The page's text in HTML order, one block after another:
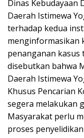
Dinas Kebudayaan
Daerah Istimewa
terhadap kedua
menginformasikan
penanganan kasus
disebutkan bahwa
Daerah Istimewa
Khusus Pencarian
segera melakukan
Masyarakat perlu
proses